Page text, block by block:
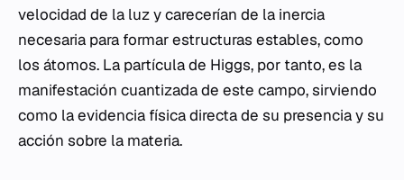
velocidad de la luz y carecerían de la inercia
necesaria para formar estructuras estables, como
los átomos. La partícula de Higgs, por tanto, es la
manifestación cuantizada de este campo, sirviendo
como la evidencia física directa de su presencia y su
acción sobre la materia.